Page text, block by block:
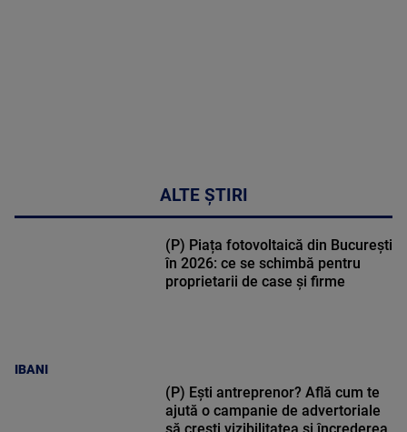
ALTE ȘTIRI
IBANI
(P) Piața fotovoltaică din București
în 2026: ce se schimbă pentru
proprietarii de case și firme
(P) Ești antreprenor? Află cum te
ajută o campanie de advertoriale